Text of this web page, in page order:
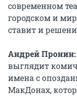
современном
городском и
ставит и
Андрей Пронин:
выглядит
имена с
МакДонах,